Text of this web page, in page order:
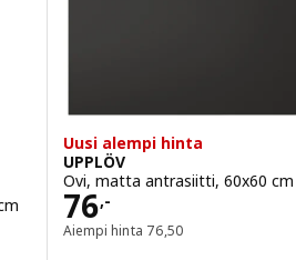
Uusi alempi hinta
UPPLÖV
Ovi, matta antrasiitti, 60x60 cm
76,-
Hinta 76,-
Aiempi hinta 76,50
Aiempi hinta 76,50